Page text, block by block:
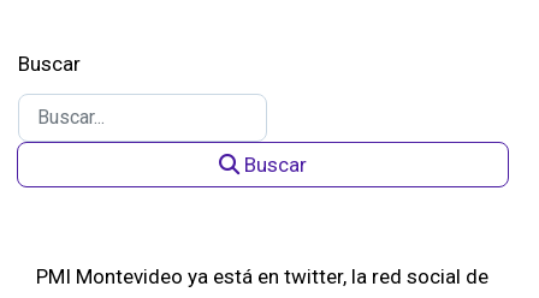
Buscar
Buscar
PMI Montevideo ya está en twitter, la red social de